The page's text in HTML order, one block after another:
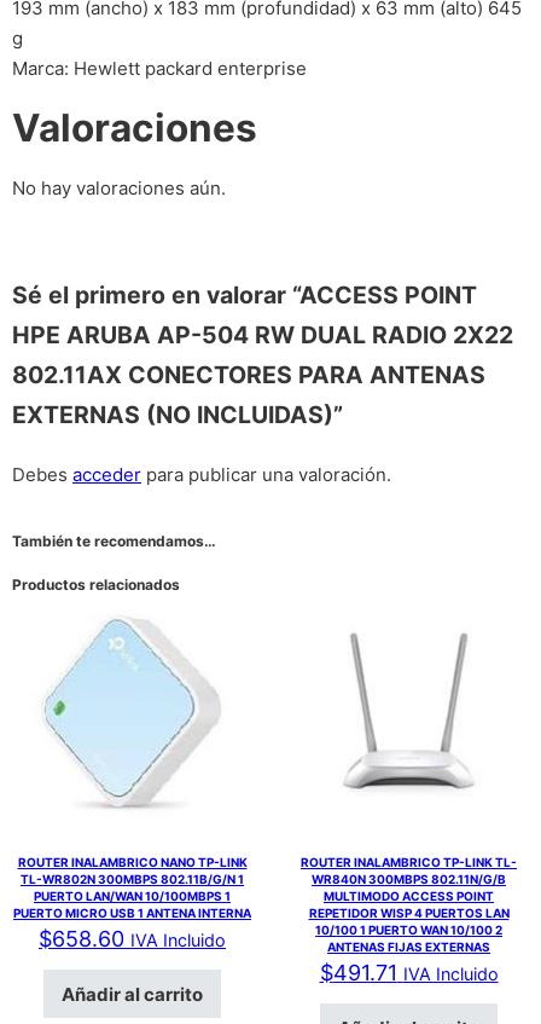
193 mm (ancho) x 183 mm (profundidad) x 63 mm (alto) 645
g
Marca: Hewlett packard enterprise
Valoraciones
No hay valoraciones aún.
Sé el primero en valorar “ACCESS POINT
HPE ARUBA AP-504 RW DUAL RADIO 2X22
802.11AX CONECTORES PARA ANTENAS
EXTERNAS (NO INCLUIDAS)”
Debes acceder para publicar una valoración.
También te recomendamos…
Productos relacionados
ROUTER INALAMBRICO NANO TP-LINK
TL-WR802N 300MBPS 802.11B/G/N 1
PUERTO LAN/WAN 10/100MBPS 1
PUERTO MICRO USB 1 ANTENA INTERNA
$658.60 IVA Incluido
Añadir al carrito
ROUTER INALAMBRICO TP-LINK TL-
WR840N 300MBPS 802.11N/G/B
MULTIMODO ACCESS POINT
REPETIDOR WISP 4 PUERTOS LAN
10/100 1 PUERTO WAN 10/100 2
ANTENAS FIJAS EXTERNAS
$491.71 IVA Incluido